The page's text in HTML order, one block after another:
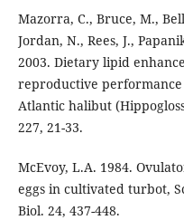
Mazorra, C., Bruce, M.,
Jordan, N., Rees, J.,
2003. Dietary lipid
reproductive
Atlantic halibut
227, 21-33.
McEvoy, L.A. 1984.
eggs in cultivated turbot,
Biol. 24, 437-448.